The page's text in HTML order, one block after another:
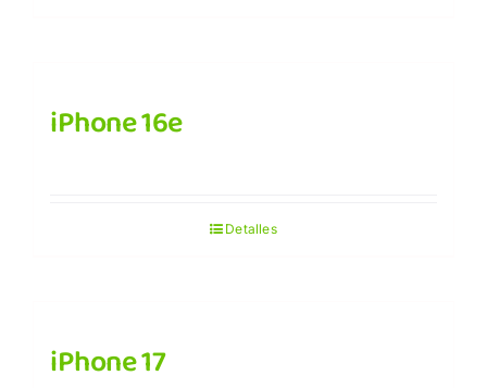
iPhone 16e
Detalles
iPhone 17